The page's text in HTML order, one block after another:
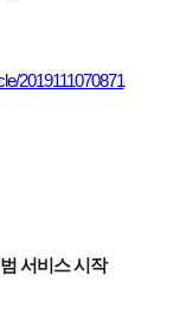
2019111070871
서비스 시작